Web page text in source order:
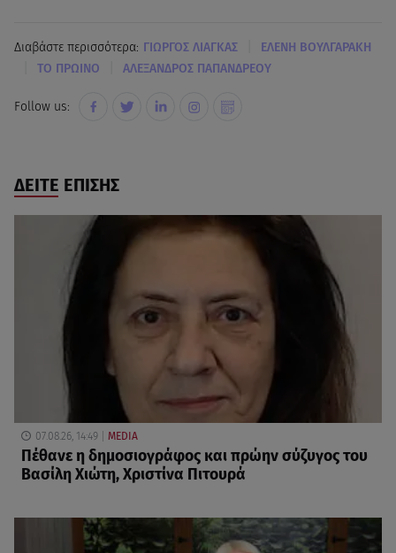
Διαβάστε περισσότερα: ΓΙΩΡΓΟΣ ΛΙΑΓΚΑΣ ΕΛΕΝΗ ΒΟΥΛΓΑΡΑΚΗ
ΤΟ ΠΡΩΙΝΟ ΑΛΕΞΑΝΔΡΟΣ ΠΑΠΑΝΔΡΕΟΥ
Follow us:
ΔΕΙΤΕ ΕΠΙΣΗΣ
07.08.26, 14:49 MEDIA
Πέθανε η δημοσιογράφος και πρώην σύζυγος του
Βασίλη Χιώτη, Χριστίνα Πιτουρά